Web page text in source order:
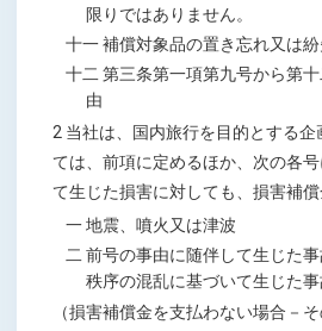
限りではありません。
十一 補償対象品の置き忘れ又は紛
十二 第三条第一項第九号から第
由
2 当社は、国内旅行を目的とする
ては、前項に定めるほか、次の各
て生じた損害に対しても、損害補償
一 地震、噴火又は津波
二 前号の事由に随伴して生じた
秩序の混乱に基づいて生じた事
（損害補償金を支払わない場合－そ